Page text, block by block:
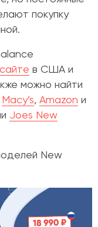
покупку
в США и
можно найти
Macy’s, Amazon и
Joes New
New